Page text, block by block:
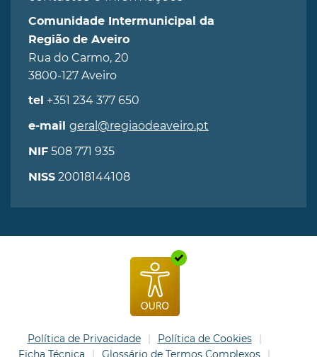
Comunidade Intermunicipal da
Região de Aveiro
Rua do Carmo, 20
3800-127 Aveiro
tel +351 234 377 650
e-mail geral@regiaodeaveiro.pt
NIF 508 771 935
NISS 20018144108
Política de Privacidade
Política de Cookies
Ficha Técnica
Glossário de Termos Complexos